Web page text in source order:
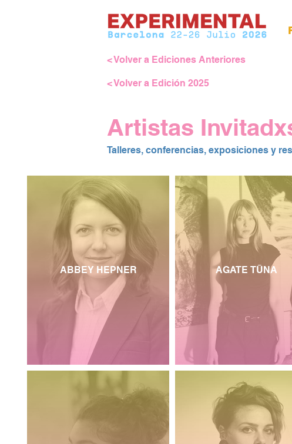
< Volver a Ediciones Anteriores
< Volver a Edición 2025
Artistas
Talleres, conferencias, exposiciones y
ABBEY HEPNER AGATE TŪNA